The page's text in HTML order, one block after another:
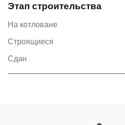
Этап строительства
На котловане
Строящиеся
Сдан